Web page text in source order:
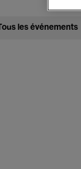
Tous les événements